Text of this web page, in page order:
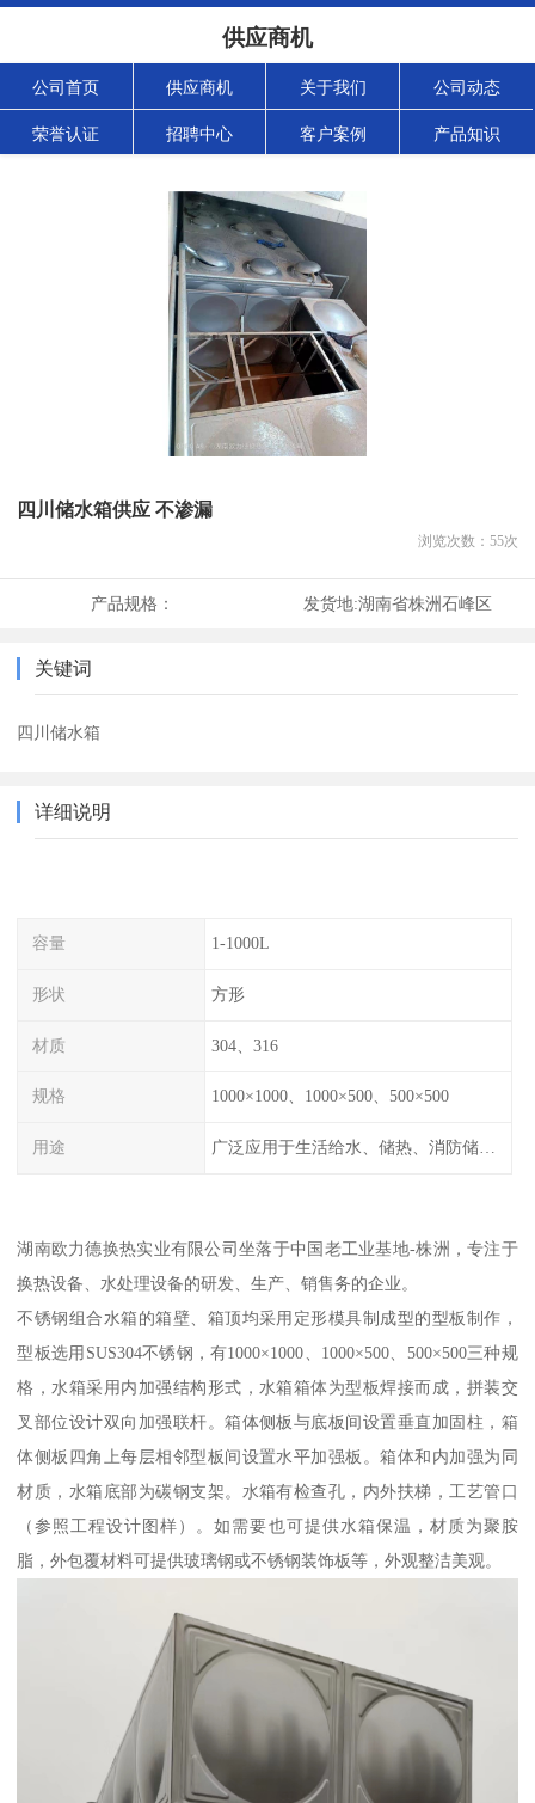
供应商机
公司首页 供应商机 关于我们 公司动态
荣誉认证 招聘中心 客户案例 产品知识
四川储水箱供应 不渗漏
浏览次数： 55次
产品规格： 发货地:湖南省株洲石峰区
关键词
四川储水箱
详细说明
容量 1-1000L
形状 方形
材质 304、316
规格 1000×1000、1000×500、500×500
用途 广泛应用于生活给水、储热、消防储水、工业储水、膨胀水箱等系统。
湖南欧力德换热实业有限公司坐落于中国老工业基地-株洲，专注于
换热设备、水处理设备的研发、生产、销售务的企业。
不锈钢组合水箱的箱壁、箱顶均采用定形模具制成型的型板制作，
型板选用SUS304不锈钢，有1000×1000、1000×500、500×500三种规
格，水箱采用内加强结构形式，水箱箱体为型板焊接而成，拼装交
叉部位设计双向加强联杆。箱体侧板与底板间设置垂直加固柱，箱
体侧板四角上每层相邻型板间设置水平加强板。箱体和内加强为同
材质，水箱底部为碳钢支架。水箱有检查孔，内外扶梯，工艺管口
（参照工程设计图样）。如需要也可提供水箱保温，材质为聚胺
脂，外包覆材料可提供玻璃钢或不锈钢装饰板等，外观整洁美观。